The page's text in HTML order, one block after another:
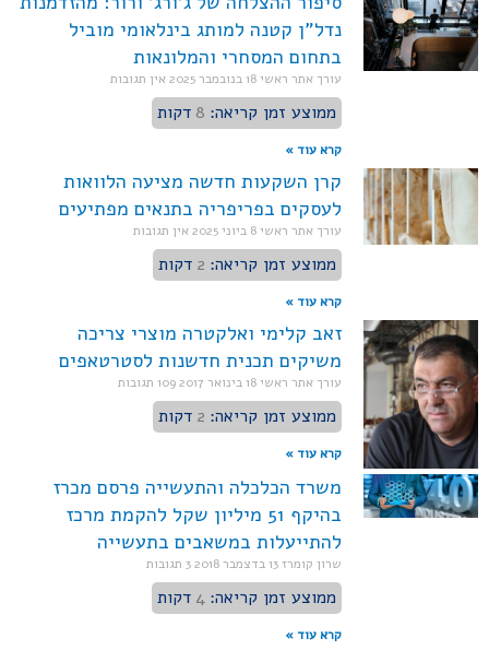
נדל"ן קטנה למותג בינלאומי מוביל
בתחום המסחרי והמלונאות
עורך אתר ראשי18 בנובמבר 2025 אין תגובות
ממוצע זמן קריאה: 8 דקות
קרא עוד »
קרן השקעות חדשה מציעה הלוואות
לעסקים בפריפריה בתנאים מפתיעים
עורך אתר ראשי8 ביוני 2025 אין תגובות
ממוצע זמן קריאה: 2 דקות
קרא עוד »
זאב קלימי ואלקטרה מוצרי צריכה
משיקים תכנית חדשנות לסטרטאפים
עורך אתר ראשי18 בינואר 2017 109 תגובות
ממוצע זמן קריאה: 2 דקות
קרא עוד »
משרד הכלכלה והתעשייה פרסם מכרז
בהיקף 51 מיליון שקל להקמת מרכז
להתייעלות במשאבים בתעשייה
שרון קומרז 13 בדצמבר 2018 3 תגובות
ממוצע זמן קריאה: 4 דקות
קרא עוד »